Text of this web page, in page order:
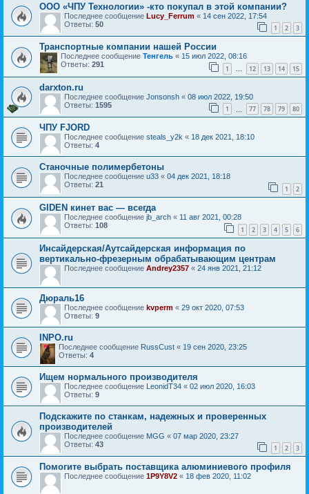
ООО «ЧПУ Технологии» -кто покупал в этой компании?
Последнее сообщение Lucy_Ferrum « 14 сен 2022, 17:54
Ответы: 50 1 2 3
Транспортные компании нашей России
Последнее сообщение Тенгель « 15 июл 2022, 08:16
Ответы: 291 1 … 12 13 14 15
darxton.ru
Последнее сообщение Jonsonsh « 08 июл 2022, 19:50
Ответы: 1595 1 77 78 79 80
ЧПУ FJORD
Последнее сообщение steals_y2k « 18 дек 2021, 18:10
Ответы: 4
Станочные полимербетоны
Последнее сообщение u33 « 04 дек 2021, 18:18
Ответы: 21 1 2
GIDEN кинет вас — всегда
Последнее сообщение jb_arch « 11 авг 2021, 00:28
Ответы: 108 1 2 3 4 5 6
Инсайдерская/Аутсайдерская информация по
вертикально-фрезерным обрабатывающим центрам
Последнее сообщение Andrey2357 « 24 янв 2021, 21:12
Дюраль16
Последнее сообщение kvperm « 29 окт 2020, 07:53
Ответы: 9
INPO.ru
Последнее сообщение RussCust « 19 сен 2020, 23:25
Ответы: 4
Ищем нормального производителя
Последнее сообщение LeonidT34 « 02 июл 2020, 16:03
Ответы: 9
Подскажите по станкам, надежных и проверенных
производителей
Последнее сообщение MGG « 07 мар 2020, 23:27
Ответы: 43 1 2 3
Помогите выбрать поставщика алюминиевого профиля
Последнее сообщение 1P9Y8V2 « 18 фев 2020, 11:02